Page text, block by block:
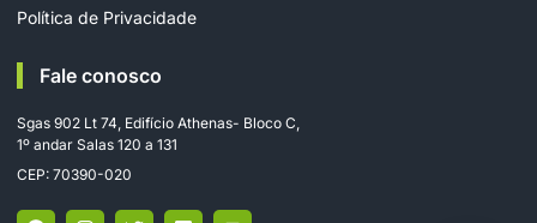
Política de Privacidade
Fale conosco
Sgas 902 Lt 74, Edifício Athenas- Bloco C,
1º andar Salas 120 a 131
CEP: 70390-020